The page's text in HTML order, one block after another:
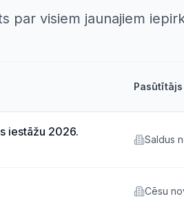
par visiem jaunajiem
Pasūtītājs
iestāžu 2026.
Saldus
Cēsu